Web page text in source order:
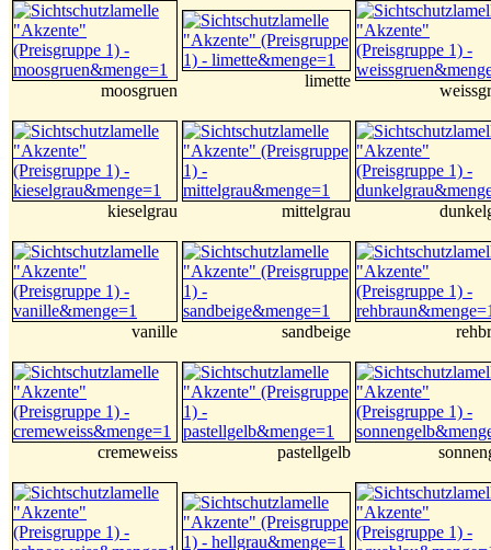
moosgruen
limette
kieselgrau mittelgrau
vanille sandbeige
cremeweiss pastellgelb